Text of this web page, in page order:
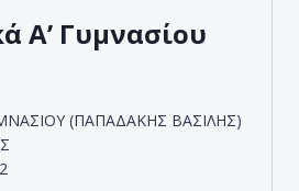
Α’ Γυμνασίου
(ΠΑΠΑΔΑΚΗΣ ΒΑΣΙΛΗΣ)